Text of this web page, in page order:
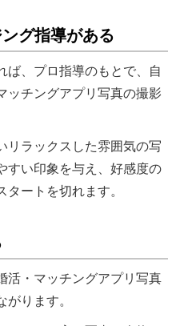
グ指導がある
ば、プロ指導のもとで、自
ッチングアプリ写真の撮影
リラックスした雰囲気の写
すい印象を与え、好感度の
ートを切れます。
活・マッチングアプリ写真
ります。